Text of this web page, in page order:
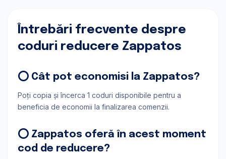
Întrebări frecvente despre
coduri reducere Zappatos
⭕ Cât pot economisi la Zappatos?
Poți copia și încerca 1 coduri disponibile pentru a
beneficia de economii la finalizarea comenzii.
⭕ Zappatos oferă în acest moment
cod de reducere?